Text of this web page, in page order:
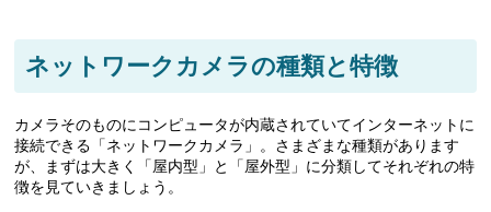
ネットワークカメラの種類と特徴
カメラそのものにコンピュータが内蔵されていてインターネットに
接続できる「ネットワークカメラ」。さまざまな種類があります
が、まずは大きく「屋内型」と「屋外型」に分類してそれぞれの特
徴を見ていきましょう。